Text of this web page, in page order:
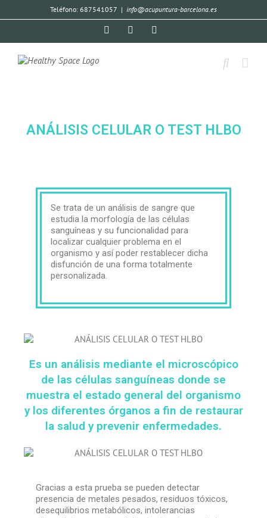
Teléfono: 687541057 | info@acupuntura-barcelona.es
ANÁLISIS CELULAR O TEST HLBO
Se trata de un análisis de sangre que
estudia la morfología de las células
sanguíneas y su funcionalidad para
localizar cualquier problema en el
organismo y así poder restablecer dicha
disfunción de una forma totalmente
personalizada.
Es un análisis mediante el microscópico
de las células sanguíneas donde se
muestra el estado general del organismo
y los diferentes órganos a fin de restaurar
la salud y prevenir enfermedades.
Gracias a esta prueba se pueden detectar
presencia de metales pesados, residuos tóxicos,
desequilibrios metabólicos, intolerancias